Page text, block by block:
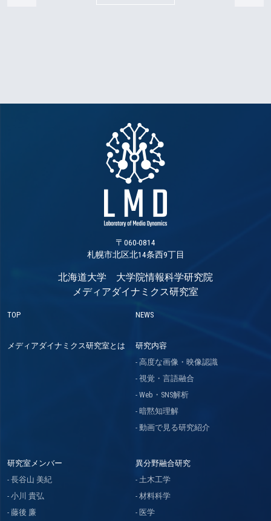
〒060-0814
札幌市北区北14条西9丁目
北海道大学 大学院情報科学研究院
メディアダイナミクス研究室
TOP NEWS
メディアダイナミクス研究室とは
研究内容
高度な画像・映像認識
視覚・言語融合
Web・SNS解析
暗黙知理解
動画で見る研究紹介
研究室メンバー
長谷山 美紀
小川 貴弘
藤後 廉
異分野融合研究
土木工学
材料科学
医学